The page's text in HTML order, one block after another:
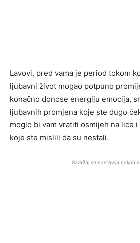
Lavovi, pred vama je period tokom
ljubavni život mogao potpuno
konačno donose energiju emocija,
ljubavnih promjena koje ste dugo
moglo bi vam vratiti osmijeh na lice
koje ste mislili da su nestali.
Sadržaj se nastavlja nakon